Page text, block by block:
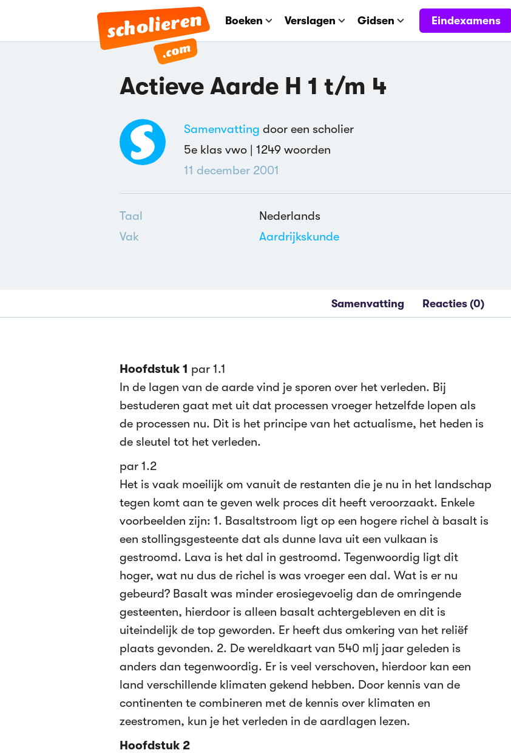
Boeken Verslagen Gidsen Eindexamens
Actieve Aarde H 1 t/m 4
Samenvatting door een scholier
5e klas vwo | 1249 woorden
11 december 2001
Taal
Nederlands
Vak
Aardrijkskunde
Samenvatting Reacties (0)
Hoofdstuk 1 par 1.1
In de lagen van de aarde vind je sporen over het verleden. Bij
bestuderen gaat met uit dat processen vroeger hetzelfde lopen als
de processen nu. Dit is het principe van het actualisme, het heden is
de sleutel tot het verleden.
par 1.2
Het is vaak moeilijk om vanuit de restanten die je nu in het landschap
tegen komt aan te geven welk proces dit heeft veroorzaakt. Enkele
voorbeelden zijn: 1. Basaltstroom ligt op een hogere richel à basalt is
een stollingsgesteente dat als dunne lava uit een vulkaan is
gestroomd. Lava is het dal in gestroomd. Tegenwoordig ligt dit
hoger, wat nu dus de richel is was vroeger een dal. Wat is er nu
gebeurd? Basalt was minder erosiegevoelig dan de omringende
gesteenten, hierdoor is alleen basalt achtergebleven en dit is
uiteindelijk de top geworden. Er heeft dus omkering van het reliëf
plaats gevonden. 2. De wereldkaart van 540 mlj jaar geleden is
anders dan tegenwoordig. Er is veel verschoven, hierdoor kan een
land verschillende klimaten gekend hebben. Door kennis van de
continenten te combineren met de kennis over klimaten en
zeestromen, kun je het verleden in de aardlagen lezen.
Hoofdstuk 2